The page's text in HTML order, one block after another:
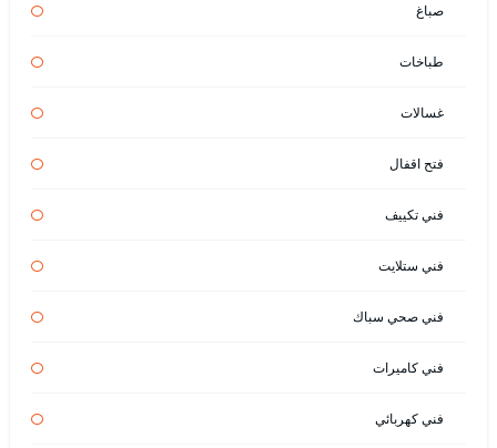
صباغ
طباخات
غسالات
فتح اقفال
فني تكييف
فني ستلايت
فني صحي سباك
فني كاميرات
فني كهربائي